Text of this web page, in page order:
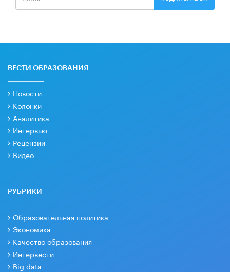
ВЕСТИ ОБРАЗОВАНИЯ
Новости
Колонки
Аналитика
Интервью
Рецензии
Видео
РУБРИКИ
Образовательная политика
Экономика
Качество образования
Интервести
Big data